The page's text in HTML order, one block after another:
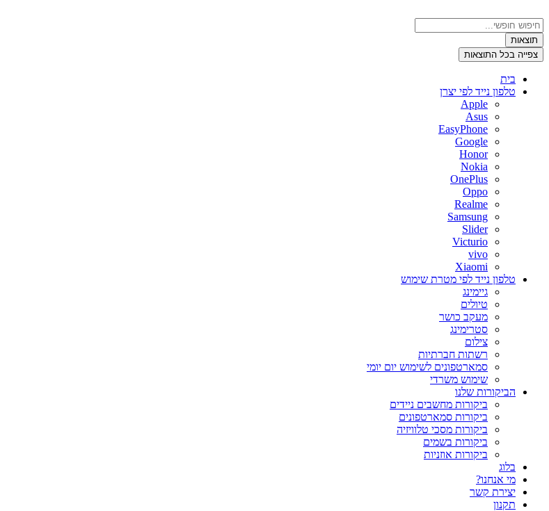
לתוכן
Search
...תוצאות
צפייה בכל התוצאות
בית
טלפון נייד לפי יצרן
Apple
Asus
EasyPhone
Google
Honor
Nokia
OnePlus
Oppo
Realme
Samsung
Slider
Victurio
vivo
Xiaomi
טלפון נייד לפי מטרת שימוש
גיימינג
טיולים
מעקב כושר
סטרימינג
צילום
רשתות חברתיות
סמארטפונים לשימוש יום יומי
שימוש משרדי
הביקורות שלנו
ביקורות מחשבים ניידים
ביקורות סמארטפונים
ביקורות מסכי טלוויזיה
ביקורות בשמים
ביקורות אוזניות
בלוג
מי אנחנו?
יצירת קשר
תקנון